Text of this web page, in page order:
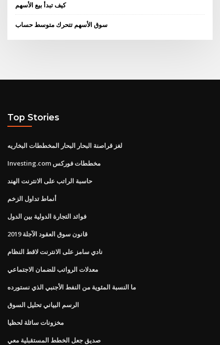
كيف تبدأ بيع الأسهم
سوق الأسهم تتحرك متوسط ​​حساب
Top Stories
لغز قراصنة البحار البحار المخططات البخاريه
Investing.com مخططات فوركس
حاسبة الراتب على الانترنت الهند
أنماط تداول الزخم
فوائد التجارة الدولية بين الدول
قانون سوق العقود الآجلة 2019
نادي سامز على الانترنت لاقط النظام
معدلات الرواتب للضمان الاجتماعي
ما النسبة المئوية من النفط الأجنبي الذي نستورده
الرسم البياني تحليل السوق
مخزونات سائلة لحظيا
صديق جعل الخطط المستقبلية معي